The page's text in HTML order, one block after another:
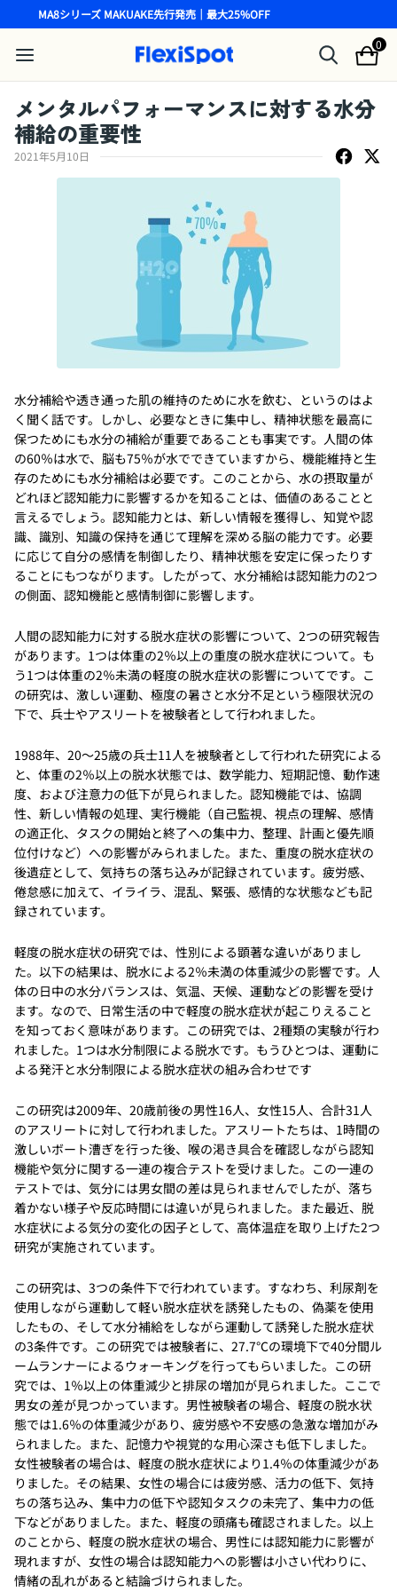
MA8シリーズ MAKUAKE先行発売｜最大25%OFF
0
メンタルパフォーマンスに対する水分
補給の重要性
2021年5月10日
水分補給や透き通った肌の維持のために水を飲む、というのはよ
く聞く話です。しかし、必要なときに集中し、精神状態を最高に
保つためにも水分の補給が重要であることも事実です。人間の体
の60％は水で、脳も75％が水でできていますから、機能維持と生
存のためにも水分補給は必要です。このことから、水の摂取量が
どれほど認知能力に影響するかを知ることは、価値のあることと
言えるでしょう。認知能力とは、新しい情報を獲得し、知覚や認
識、識別、知識の保持を通じて理解を深める脳の能力です。必要
に応じて自分の感情を制御したり、精神状態を安定に保ったりす
ることにもつながります。したがって、水分補給は認知能力の2つ
の側面、認知機能と感情制御に影響します。
人間の認知能力に対する脱水症状の影響について、2つの研究報告
があります。1つは体重の2％以上の重度の脱水症状について。も
う1つは体重の2％未満の軽度の脱水症状の影響についてです。こ
の研究は、激しい運動、極度の暑さと水分不足という極限状況の
下で、兵士やアスリートを被験者として行われました。
1988年、20〜25歳の兵士11人を被験者として行われた研究による
と、体重の2％以上の脱水状態では、数学能力、短期記憶、動作速
度、および注意力の低下が見られました。認知機能では、協調
性、新しい情報の処理、実行機能（自己監視、視点の理解、感情
の適正化、タスクの開始と終了への集中力、整理、計画と優先順
位付けなど）への影響がみられました。また、重度の脱水症状の
後遺症として、気持ちの落ち込みが記録されています。疲労感、
倦怠感に加えて、イライラ、混乱、緊張、感情的な状態なども記
録されています。
軽度の脱水症状の研究では、性別による顕著な違いがありまし
た。以下の結果は、脱水による2％未満の体重減少の影響です。人
体の日中の水分バランスは、気温、天候、運動などの影響を受け
ます。なので、日常生活の中で軽度の脱水症状が起こりえること
を知っておく意味があります。この研究では、2種類の実験が行わ
れました。1つは水分制限による脱水です。もうひとつは、運動に
よる発汗と水分制限による脱水症状の組み合わせです
この研究は2009年、20歳前後の男性16人、女性15人、合計31人
のアスリートに対して行われました。アスリートたちは、1時間の
激しいボート漕ぎを行った後、喉の渇き具合を確認しながら認知
機能や気分に関する一連の複合テストを受けました。この一連の
テストでは、気分には男女間の差は見られませんでしたが、落ち
着かない様子や反応時間には違いが見られました。また最近、脱
水症状による気分の変化の因子として、高体温症を取り上げた2つ
研究が実施されています。
この研究は、3つの条件下で行われています。すなわち、利尿剤を
使用しながら運動して軽い脱水症状を誘発したもの、偽薬を使用
したもの、そして水分補給をしながら運動して誘発した脱水症状
の3条件です。この研究では被験者に、27.7℃の環境下で40分間ル
ームランナーによるウォーキングを行ってもらいました。この研
究では、1％以上の体重減少と排尿の増加が見られました。ここで
男女の差が見つかっています。男性被験者の場合、軽度の脱水状
態では1.6％の体重減少があり、疲労感や不安感の急激な増加がみ
られました。また、記憶力や視覚的な用心深さも低下しました。
女性被験者の場合は、軽度の脱水症状により1.4％の体重減少があ
りました。その結果、女性の場合には疲労感、活力の低下、気持
ちの落ち込み、集中力の低下や認知タスクの未完了、集中力の低
下などがありました。また、軽度の頭痛も確認されました。以上
のことから、軽度の脱水症状の場合、男性には認知能力に影響が
現れますが、女性の場合は認知能力への影響は小さい代わりに、
情緒の乱れがあると結論づけられました。